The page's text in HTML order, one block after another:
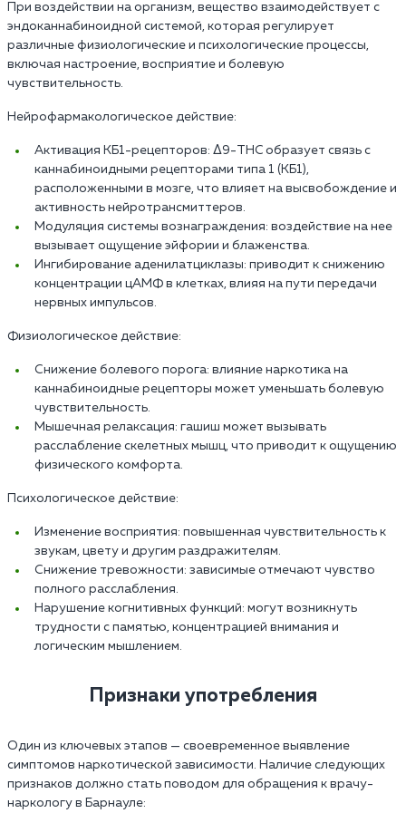
При воздействии на организм, вещество взаимодействует с
эндоканнабиноидной системой, которая регулирует
различные физиологические и психологические процессы,
включая настроение, восприятие и болевую
чувствительность.
Нейрофармакологическое действие:
Активация КБ1-рецепторов: Δ9-THC образует связь с
каннабиноидными рецепторами типа 1 (КБ1),
расположенными в мозге, что влияет на высвобождение и
активность нейротрансмиттеров.
Модуляция системы вознаграждения: воздействие на нее
вызывает ощущение эйфории и блаженства.
Ингибирование аденилатциклазы: приводит к снижению
концентрации цАМФ в клетках, влияя на пути передачи
нервных импульсов.
Физиологическое действие:
Снижение болевого порога: влияние наркотика на
каннабиноидные рецепторы может уменьшать болевую
чувствительность.
Мышечная релаксация: гашиш может вызывать
расслабление скелетных мышц, что приводит к ощущению
физического комфорта.
Психологическое действие:
Изменение восприятия: повышенная чувствительность к
звукам, цвету и другим раздражителям.
Снижение тревожности: зависимые отмечают чувство
полного расслабления.
Нарушение когнитивных функций: могут возникнуть
трудности с памятью, концентрацией внимания и
логическим мышлением.
Признаки употребления
Один из ключевых этапов — своевременное выявление
симптомов наркотической зависимости. Наличие следующих
признаков должно стать поводом для обращения к врачу-
наркологу в Барнауле: